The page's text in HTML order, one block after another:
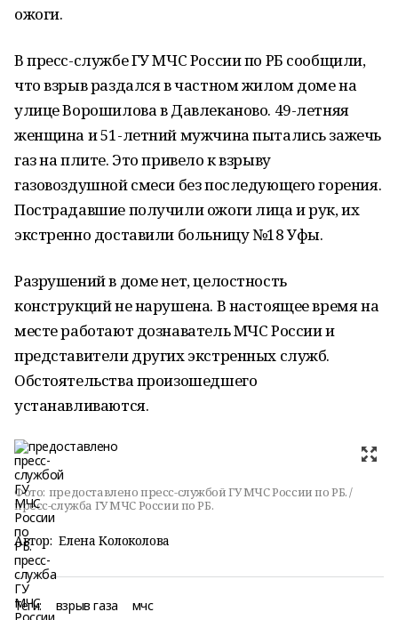
ожоги.
В пресс-службе ГУ МЧС России по РБ сообщили,
что взрыв раздался в частном жилом доме на
улице Ворошилова в Давлеканово. 49-летняя
женщина и 51-летний мужчина пытались зажечь
газ на плите. Это привело к взрыву
газовоздушной смеси без последующего горения.
Пострадавшие получили ожоги лица и рук, их
экстренно доставили больницу №18 Уфы.
Разрушений в доме нет, целостность
конструкций не нарушена. В настоящее время на
месте работают дознаватель МЧС России и
представители других экстренных служб.
Обстоятельства произошедшего
устанавливаются.
Фото: предоставлено пресс-службой ГУ МЧС России по РБ. /
пресс-служба ГУ МЧС России по РБ.
Автор: Елена Колоколова
Теги: взрыв газа мчс